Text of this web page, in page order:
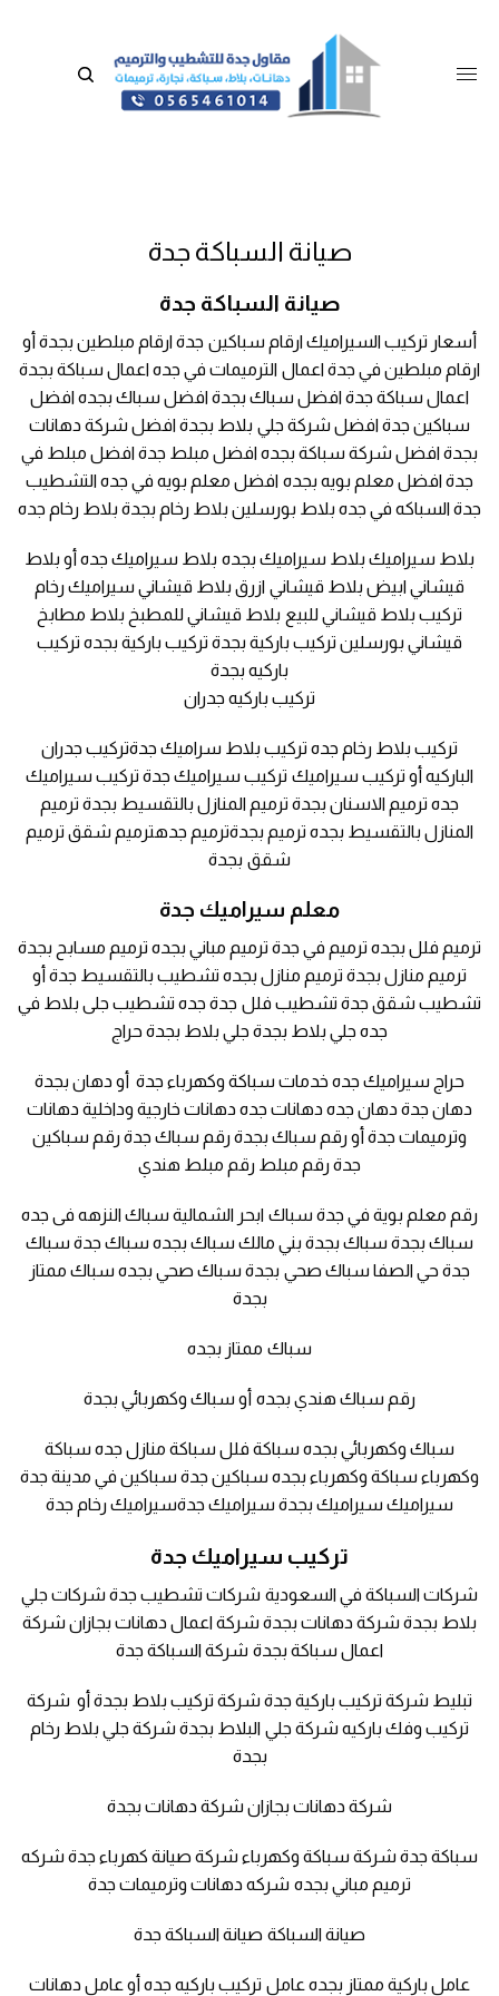
صيانة السباكة جدة
صيانة السباكة جدة
أسعار تركيب السيراميك ارقام سباكين جدة ارقام مبلطين بجدة أو
ارقام مبلطين في جدة اعمال الترميمات في جده اعمال سباكة بجدة
اعمال سباكة جدة افضل سباك بجدة افضل سباك بجده افضل
سباكين جدة افضل شركة جلي بلاط بجدة افضل شركة دهانات
بجدة افضل شركة سباكة بجده افضل مبلط جدة افضل مبلط في
جدة افضل معلم بويه بجده افضل معلم بويه في جده التشطيب
جدة السباكه في جده بلاط بورسلين بلاط رخام بجدة بلاط رخام جده
بلاط سيراميك بلاط سيراميك بجده بلاط سيراميك جده أو بلاط
قيشاني ابيض بلاط قيشاني ازرق بلاط قيشاني سيراميك رخام
تركيب بلاط قيشاني للبيع بلاط قيشاني للمطبخ بلاط مطابخ
قيشاني بورسلين تركيب باركية بجدة تركيب باركية بجده تركيب
باركيه بجدة
تركيب باركيه جدران
تركيب بلاط رخام جده تركيب بلاط سراميك جدةتركيب جدران
الباركيه أو تركيب سيراميك تركيب سيراميك جدة تركيب سيراميك
جده ترميم الاسنان بجدة ترميم المنازل بالتقسيط بجدة ترميم
المنازل بالتقسيط بجده ترميم بجدةترميم جدهترميم شقق ترميم
شقق بجدة
معلم سيراميك جدة
ترميم فلل بجده ترميم في جدة ترميم مباني بجده ترميم مسابح بجدة
ترميم منازل بجدة ترميم منازل بجده تشطيب بالتقسيط جدة أو
تشطيب شقق جدة تشطيب فلل جدة جده تشطيب جلى بلاط في
جده جلي بلاط بجدة جلي بلاط بجدة حراج
حراج سيراميك جده خدمات سباكة وكهرباء جدة أو دهان بجدة
دهان جدة دهان جده دهانات جده دهانات خارجية وداخلية دهانات
وترميمات جدة أو رقم سباك بجدة رقم سباك جدة رقم سباكين
جدة رقم مبلط رقم مبلط هندي
رقم معلم بوية في جدة سباك ابحر الشمالية سباك النزهه فى جده
سباك بجدة سباك بجدة بني مالك سباك بجده سباك جدة سباك
جدة حي الصفا سباك صحي بجدة سباك صحي بجده سباك ممتاز
بجدة
سباك ممتاز بجده
رقم سباك هندي بجده أو سباك وكهربائي بجدة
سباك وكهربائي بجده سباكة فلل سباكة منازل جده سباكة
وكهرباء سباكة وكهرباء بجده سباكين جدة سباكين في مدينة جدة
سيراميك سيراميك بجدة سيراميك جدةسيراميك رخام جدة
تركيب سيراميك جدة
شركات السباكة في السعودية شركات تشطيب جدة شركات جلي
بلاط بجدة شركة دهانات بجدة شركة اعمال دهانات بجازان شركة
اعمال سباكة بجدة شركة السباكة جدة
تبليط شركة تركيب باركية جدة شركة تركيب بلاط بجدة أو شركة
تركيب وفك باركيه شركة جلي البلاط بجدة شركة جلي بلاط رخام
بجدة
شركة دهانات بجازان شركة دهانات بجدة
سباكة جدة شركة سباكة وكهرباء شركة صيانة كهرباء جدة شركه
ترميم مباني بجده شركه دهانات وترميمات جدة
صيانة السباكة صيانة السباكة جدة
عامل باركية ممتاز بجده عامل تركيب باركيه جده أو عامل دهانات